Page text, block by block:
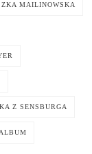
MAILINOWSKA
Z SENSBURGA
ALBUM